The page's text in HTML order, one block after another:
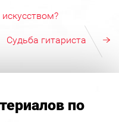
Судьба гитариста
по